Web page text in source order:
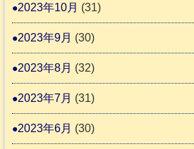
2023年10月 (31)
2023年9月 (30)
2023年8月 (32)
2023年7月 (31)
2023年6月 (30)